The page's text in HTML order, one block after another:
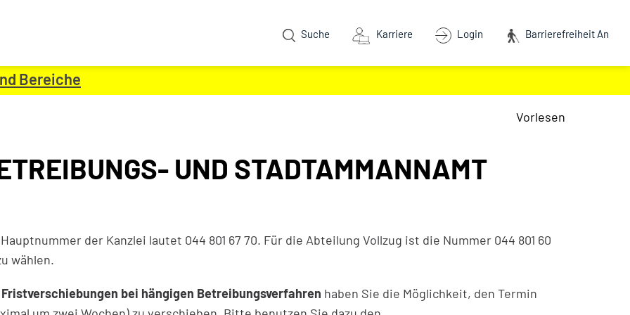
Suche Karriere Login Barrierefreiheit An
Vorlesen
Bereiche
UND STADTAMMANNAMT
der Kanzlei lautet 044 801 67 70. Für die Abteilung Vollzug ist die Nummer 044 801 60
wählen.
Fristverschiebungen bei hängigen Betreibungsverfahren haben Sie die Möglichkeit, den Termin
Objekte